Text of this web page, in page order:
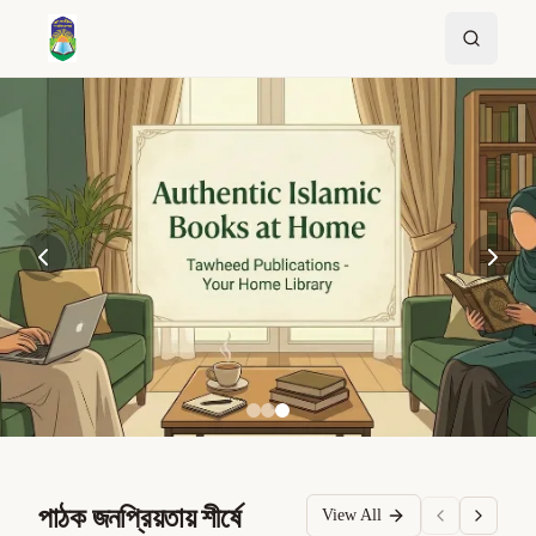
পাঠক জনপ্রিয়তায় শীর্ষে View All